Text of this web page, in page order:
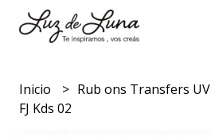
Inicio Rub ons Transfers UV
FJ Kds 02